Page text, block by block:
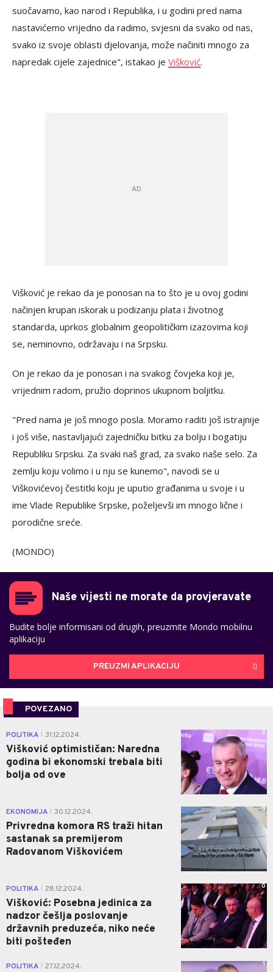
suočavamo, kao narod i Republika, i u godini pred nama
nastavićemo vrijedno da radimo, svjesni da svako od nas,
svako iz svoje oblasti djelovanja, može načiniti mnogo za
napredak cijele zajednice", istakao je Višković.
Višković je rekao da je ponosan na to što je u ovoj godini
načinjen krupan iskorak u podizanju plata i životnog
standarda, uprkos globalnim geopolitičkim izazovima koji
se, neminovno, održavaju i na Srpsku.
On je rekao da je ponosan i na svakog čovjeka koji je,
vrijednim radom, pružio doprinos ukupnom boljitku.
"Pred nama je još mnogo posla. Moramo raditi još istrajnije
i još više, nastavljajući zajedničku bitku za bolju i bogatiju
Republiku Srpsku. Za svaki naš grad, za svako naše selo. Za
zemlju koju volimo i u nju se kunemo", navodi se u
Viškovićevoj čestitki koju je uputio građanima u svoje i u
ime Vlade Republike Srpske, poželjevši im mnogo lične i
porodične sreće.
(MONDO)
Naše vijesti ne morate da provjeravate
Budite bolje informisani od drugih, preuzmite Mondo mobilnu
aplikaciju
PREUZMI APLIKACIJU
POVEZANO
POLITIKA 31.12.2024.
Višković optimističan: Naredna
godina bi ekonomski trebala biti
bolja od ove
2
EKONOMIJA 30.12.2024.
Privredna komora RS traži hitan
sastanak sa premijerom
Radovanom Viškovićem
0
POLITIKA 28.12.2024.
Višković: Posebna jedinica za
nadzor češlja poslovanje
državnih preduzeća, niko neće
biti pošteđen
0
POLITIKA 27.12.2024. 1